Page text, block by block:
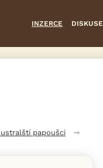
INZERCE DISKUSE
papoušci